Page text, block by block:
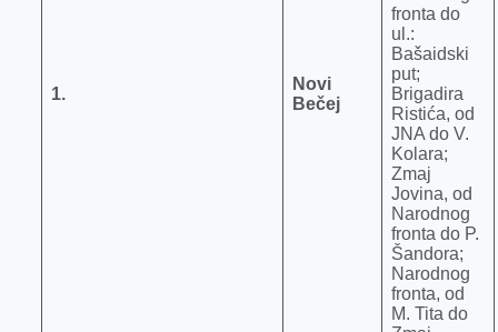
1.
Novi
Bečej
fronta do
ul.:
Bašaidski
put;
Brigadira
Ristića, od
JNA do V.
Kolara;
Zmaj
Jovina, od
Narodnog
fronta do P.
Šandora;
Narodnog
fronta, od
M. Tita do